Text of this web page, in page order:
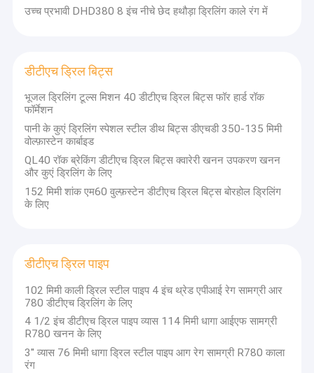
उच्च प्रभावी DHD380 8 इंच नीचे छेद हथौड़ा ड्रिलिंग काले रंग में
डीटीएच ड्रिल बिट्स
भूजल ड्रिलिंग टूल्स मिशन 40 डीटीएच ड्रिल बिट्स फॉर हार्ड रॉक
फॉर्मेशन
पानी के कुएं ड्रिलिंग स्पेशल स्टील डीथ बिट्स डीएचडी 350-135 मिमी
वोल्फ़ास्टेन कार्बाइड
QL40 रॉक ब्रेकिंग डीटीएच ड्रिल बिट्स क्वारेरी खनन उपकरण खनन
और कुएं ड्रिलिंग के लिए
152 मिमी शांक एम60 वुल्फ़स्टेन डीटीएच ड्रिल बिट्स बोरहोल ड्रिलिंग
के लिए
डीटीएच ड्रिल पाइप
102 मिमी काली ड्रिल स्टील पाइप 4 इंच थ्रेड एपीआई रेग सामग्री आर
780 डीटीएच ड्रिलिंग के लिए
4 1/2 इंच डीटीएच ड्रिल पाइप व्यास 114 मिमी धागा आईएफ सामग्री
R780 खनन के लिए
3'' व्यास 76 मिमी धागा ड्रिल स्टील पाइप आग रेग सामग्री R780 काला
रंग